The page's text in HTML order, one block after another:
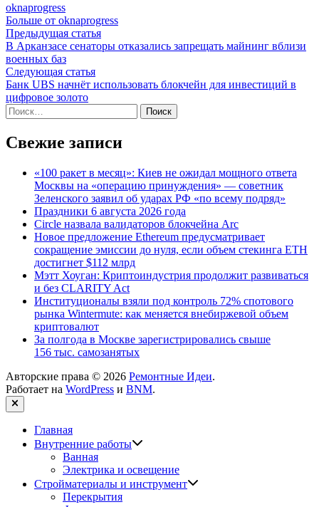
oknaprogress
Больше от oknaprogress
Навигация
по
записям
Предыдущая статьяПредыдущая
статья:
В Арканзасе сенаторы отказались запрещать майнинг вблизи
военных баз
Следующая статьяСледующая
статья:
Банк UBS начнёт использовать блокчейн для инвестиций в
цифровое золото
Найти:
Свежие записи
«100 ракет в месяц»: Киев не ожидал мощного ответа
Москвы на «операцию принуждения» — советник
Зеленского заявил об ударах РФ «по всему подряд»
Праздники 6 августа 2026 года
Circle назвала валидаторов блокчейна Arc
Новое предложение Ethereum предусматривает
сокращение эмиссии до нуля, если объем стекинга ETH
достигнет $112 млрд
Мэтт Хоуган: Криптоиндустрия продолжит развиваться
и без CLARITY Act
Институционалы взяли под контроль 72% спотового
рынка Wintermute: как меняется внебиржевой объем
криптовалют
За полгода в Москве зарегистрировались свыше
156 тыс. самозанятых
Авторские права © 2026 Ремонтные Идеи.
Работает на WordPress и BNM.
Закрыть
Главная
Внутренние работы
Ванная
Электрика и освещение
Стройматериалы и инструмент
Перекрытия